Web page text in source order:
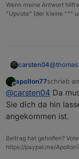
Wenn meine Antwort
"Upvote" (der kleine "^"
carsten04@
Email
Offline
apollon77schrieb
zuletzt
@carsten04 Da
Sie dich da hin
angekommen ist.
Beitrag hat geholfen?
https://paypal.me/